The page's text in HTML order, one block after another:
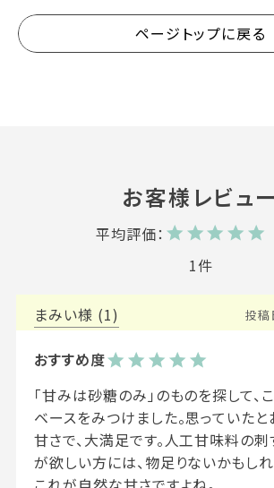
ページトップに戻る
1
まみい 1 投稿
「甘みは砂糖のみ」のものを探して、
ベースをみつけました。思っていた
甘さで、大満足です。人工甘味料の刺
が欲しい方には、物足りないかもし